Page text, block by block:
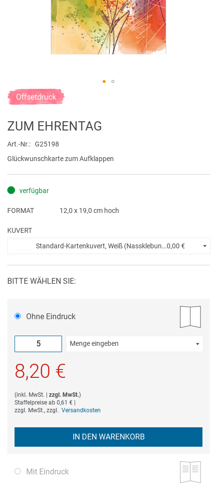
Zum
Anfang
Bildergalerie
ZUM EHRENTAG
Art.-Nr.
G25198
Glückwunschkarte zum Aufklappen
verfügbar
FORMAT 12,0 x 19,0 cm hoch
KUVERT
Standard-Kartenkuvert, Weiß (Nassklebung) +0,00 €
BITTE WÄHLEN SIE:
Ohne Eindruck
Menge eingeben
8,20 €
(inkl. MwSt. | zzgl. MwSt.)
Staffelpreise ab 0,61 € |
zzgl. MwSt., zzgl. Versandkosten
IN DEN WARENKORB
Mit Eindruck